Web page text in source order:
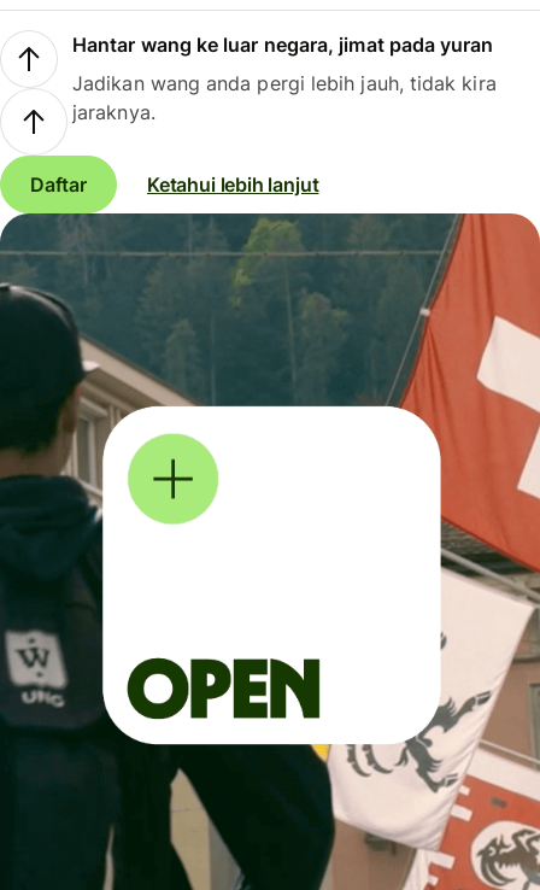
Hantar wang ke luar negara, jimat pada yuran
Jadikan wang anda pergi lebih jauh, tidak kira
jaraknya.
Daftar Ketahui lebih lanjut